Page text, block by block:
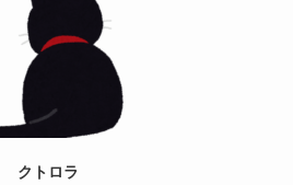
クトロラ